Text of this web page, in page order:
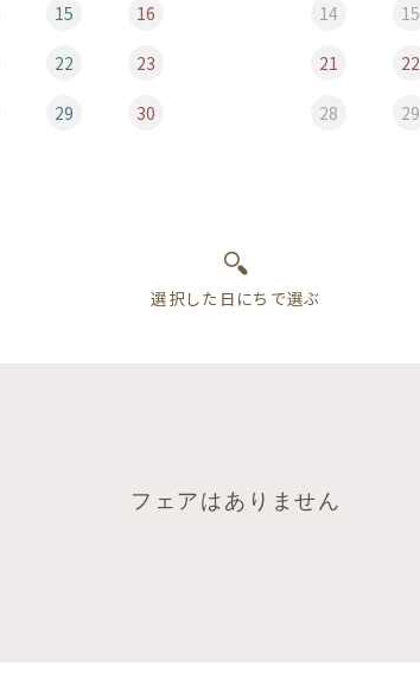
15 16
22 23
29 30
14 15
21 22
28 29
フェアはありません